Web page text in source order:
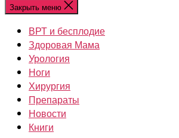
Закрыть меню
ВРТ и бесплодие
Здоровая Мама
Урология
Ноги
Хирургия
Препараты
Новости
Книги